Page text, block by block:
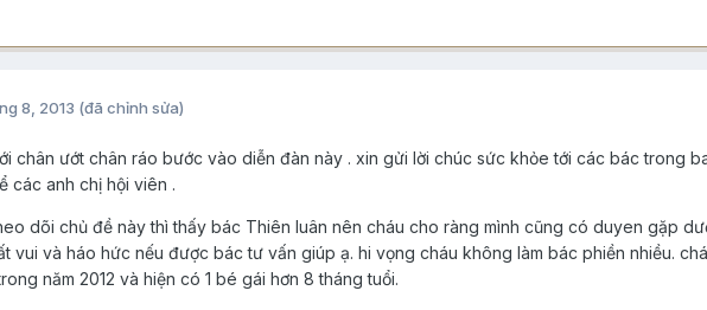
8, 2013 (đã chỉnh sửa)
chân ướt chân ráo bước vào diễn đàn này . xin gửi lời chúc sức khỏe tới các bác trong
các anh chị hội viên .
dõi chủ đề này thì thấy bác Thiên luân nên cháu cho ràng mình cũng có duyen gặp
vui và háo hức nếu được bác tư vấn giúp ạ. hi vọng cháu không làm bác phiền nhiều.
năm 2012 và hiện có 1 bé gái hơn 8 tháng tuổi.